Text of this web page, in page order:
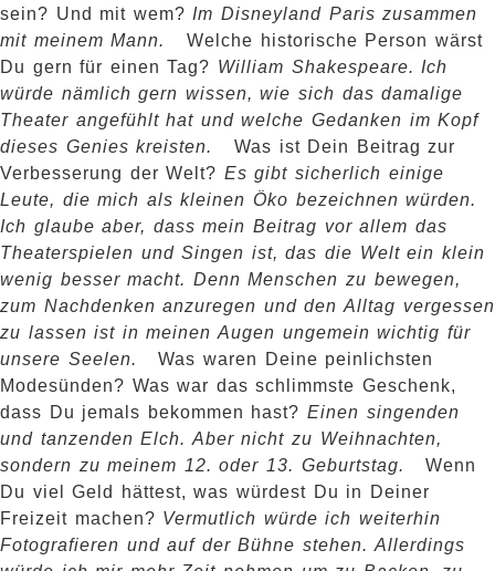
sein? Und mit wem? Im Disneyland Paris zusammen
mit meinem Mann.
Welche historische Person wärst
Du gern für einen Tag? William Shakespeare. Ich
würde nämlich gern wissen, wie sich das damalige
Theater angefühlt hat und welche Gedanken im Kopf
dieses Genies kreisten.
Was ist Dein Beitrag zur
Verbesserung der Welt? Es gibt sicherlich einige
Leute, die mich als kleinen Öko bezeichnen würden.
Ich glaube aber, dass mein Beitrag vor allem das
Theaterspielen und Singen ist, das die Welt ein klein
wenig besser macht. Denn Menschen zu bewegen,
zum Nachdenken anzuregen und den Alltag vergessen
zu lassen ist in meinen Augen ungemein wichtig für
unsere Seelen.
Was waren Deine peinlichsten
Modesünden? Was war das schlimmste Geschenk,
dass Du jemals bekommen hast?Einen singenden
und tanzenden Elch. Aber nicht zu Weihnachten,
sondern zu meinem 12. oder 13. Geburtstag.
Wenn
Du viel Geld hättest, was würdest Du in Deiner
Freizeit machen? Vermutlich würde ich weiterhin
Fotografieren und auf der Bühne stehen. Allerdings